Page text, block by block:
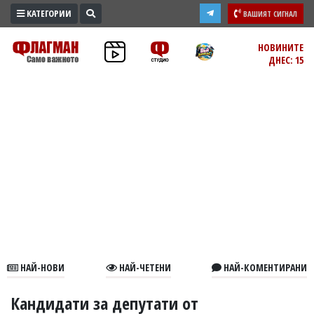
ПРОМО
ЗОНА
В
КАТЕГОРИИ ВАШИЯТ СИГНАЛ
НОВИНИТЕ
ДНЕС: 15
НАЙ-НОВИ НАЙ-ЧЕТЕНИ НАЙ-КОМЕНТИРАНИ
Кандидати за депутати от